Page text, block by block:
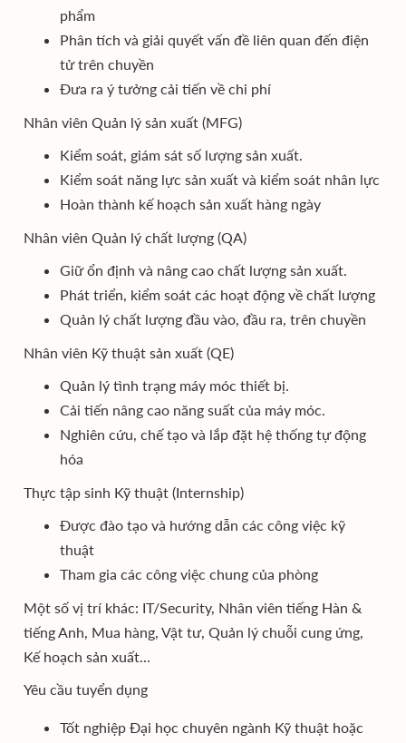
phẩm
Phân tích và giải quyết vấn đề liên quan đến điện
tử trên chuyền
Đưa ra ý tưởng cải tiến về chi phí
Nhân viên Quản lý sản xuất (MFG)
Kiểm soát, giám sát số lượng sản xuất.
Kiểm soát năng lực sản xuất và kiểm soát nhân lực
Hoàn thành kế hoạch sản xuất hàng ngày
Nhân viên Quản lý chất lượng (QA)
Giữ ổn định và nâng cao chất lượng sản xuất.
Phát triển, kiểm soát các hoạt động về chất lượng
Quản lý chất lượng đầu vào, đầu ra, trên chuyền
Nhân viên Kỹ thuật sản xuất (QE)
Quản lý tình trạng máy móc thiết bị.
Cải tiến nâng cao năng suất của máy móc.
Nghiên cứu, chế tạo và lắp đặt hệ thống tự động
hóa
Thực tập sinh Kỹ thuật (Internship)
Được đào tạo và hướng dẫn các công việc kỹ
thuật
Tham gia các công việc chung của phòng
Một số vị trí khác: IT/Security, Nhân viên tiếng Hàn &
tiếng Anh, Mua hàng, Vật tư, Quản lý chuỗi cung ứng,
Kế hoạch sản xuất...
Yêu cầu tuyển dụng
Tốt nghiệp Đại học chuyên ngành Kỹ thuật hoặc